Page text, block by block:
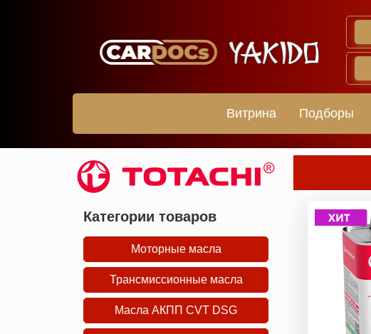
Витрина Подборы
Категории товаров
Моторные масла
Трансмиссионные масла
Масла АКПП CVT DSG